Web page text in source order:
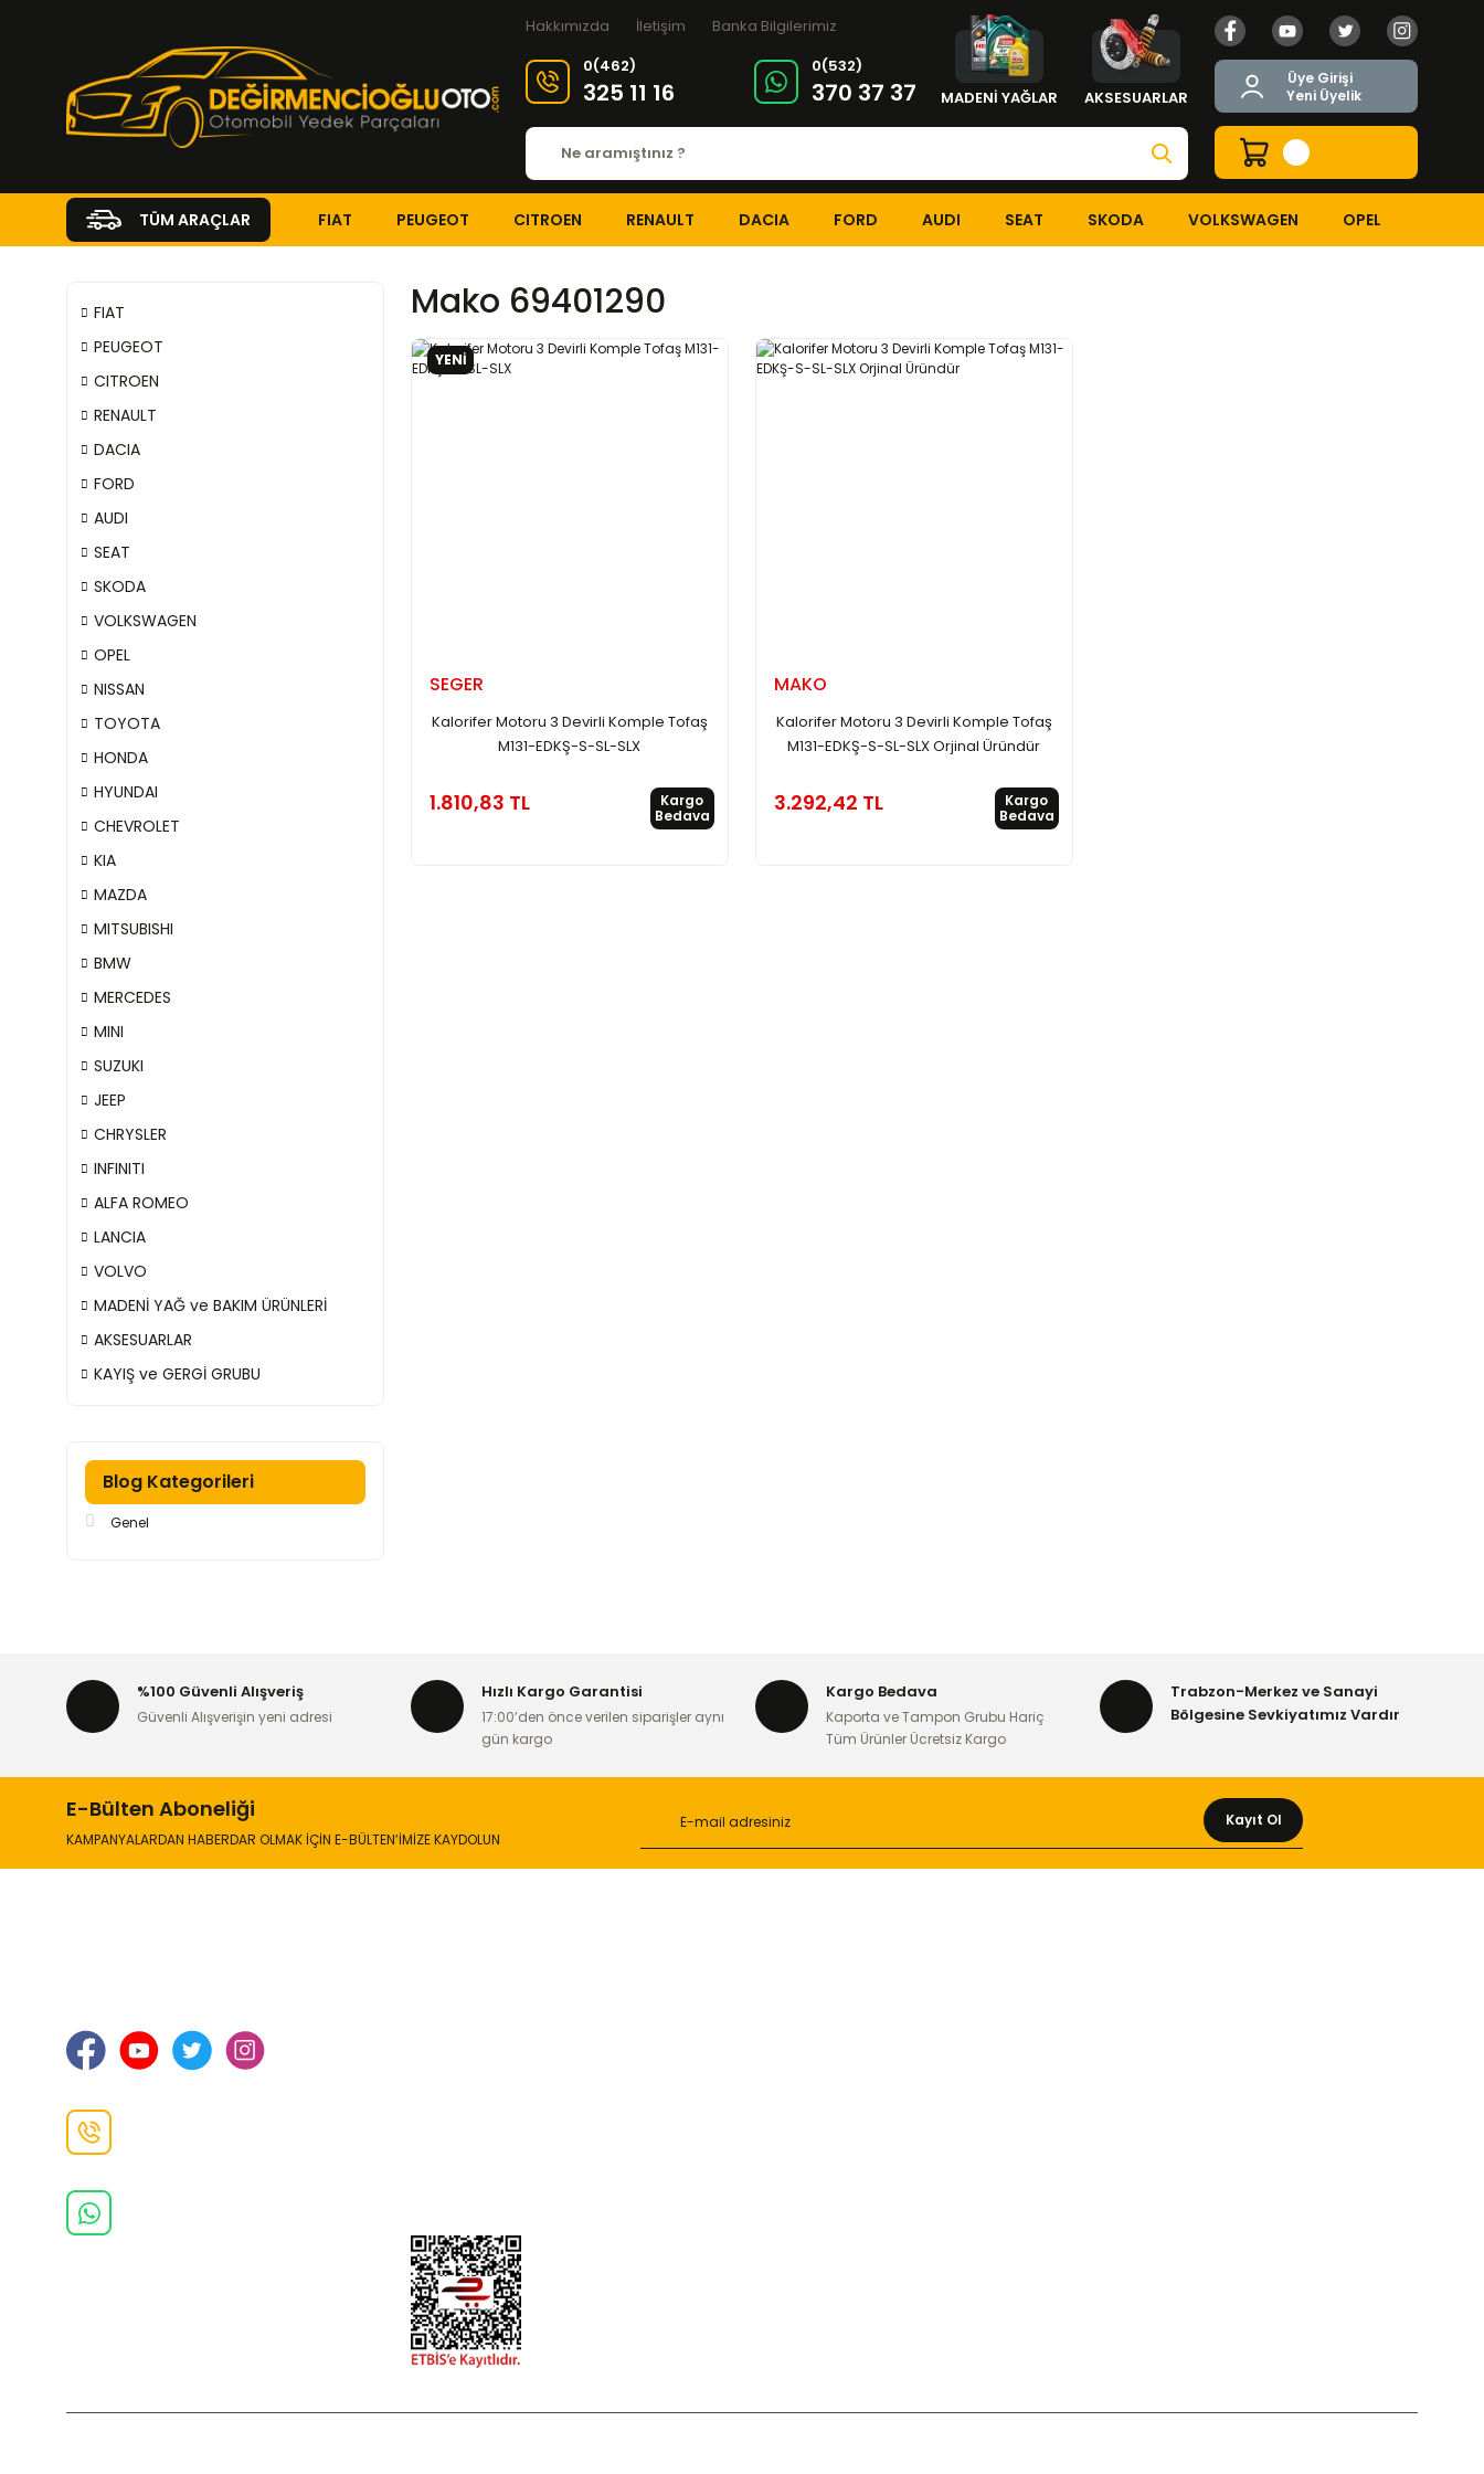
Hakkımızda İletişim
Banka Bilgilerimiz
0(462)
325 11 16
0(532)
370 37 37 MADENİ YAĞLAR AKSESUARLAR
Üye Girişi
Yeni Üyelik
TÜM ARAÇLAR FIAT PEUGEOT CITROEN RENAULT DACIA FORD AUDI SEAT SKODA VOLKSWAGEN OPEL
FIAT
PEUGEOT
CITROEN
RENAULT
DACIA
FORD
AUDI
SEAT
SKODA
VOLKSWAGEN
OPEL
NISSAN
TOYOTA
HONDA
HYUNDAI
CHEVROLET
KIA
MAZDA
MITSUBISHI
BMW
MERCEDES
MINI
SUZUKI
JEEP
CHRYSLER
INFINITI
ALFA ROMEO
LANCIA
VOLVO
MADENİ YAĞ ve BAKIM ÜRÜNLERİ
AKSESUARLAR
KAYIŞ ve GERGİ GRUBU
Blog Kategorileri
Genel
Mako 69401290
YENİ
SEGER
Kalorifer Motoru 3 Devirli Komple Tofaş
M131-EDKŞ-S-SL-SLX
1.810,83 TL
Kargo
Bedava
MAKO
Kalorifer Motoru 3 Devirli Komple Tofaş
M131-EDKŞ-S-SL-SLX Orjinal Üründür
3.292,42 TL
Kargo
Bedava
%100 Güvenli Alışveriş
Güvenli Alışverişin yeni adresi
Hızlı Kargo Garantisi
17:00’den önce verilen siparişler aynı
gün kargo
Kargo Bedava
Kaporta ve Tampon Grubu Hariç
Tüm Ürünler Ücretsiz Kargo
Trabzon-Merkez ve Sanayi
Bölgesine Sevkiyatımız Vardır
E-Bülten Aboneliği
KAMPANYALARDAN HABERDAR OLMAK İÇİN E-BÜLTEN’İMİZE KAYDOLUN
Kayıt Ol